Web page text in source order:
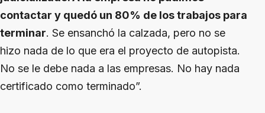
contactar y quedó un 80% de los trabajos para
terminar. Se ensanchó la calzada, pero no se
hizo nada de lo que era el proyecto de autopista.
No se le debe nada a las empresas. No hay nada
certificado como terminado”.